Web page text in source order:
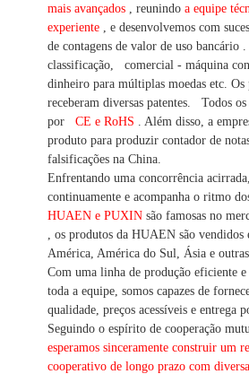
mais avançados , reunindo a equipe
experiente
e desenvolvemos com
de contagens de valor de uso bancário
classificação,
comercial - máquina
dinheiro para múltiplas moedas etc. Os
receberam diversas patentes.
Todos
por
CE e RoHS . Além disso, a
produto para produzir contador de
falsificações na China.
Enfrentando uma concorrência
continuamente e acompanha o ritmo
HUAEN e PUXIN são famosas no
os produtos da HUAEN são vendidos
América, América do Sul, Ásia e outras
Com uma linha de produção eficiente
toda a equipe, somos capazes de
qualidade, preços acessíveis e entrega
Seguindo o espírito de cooperação
esperamos sinceramente construir um
cooperativo de longo prazo com